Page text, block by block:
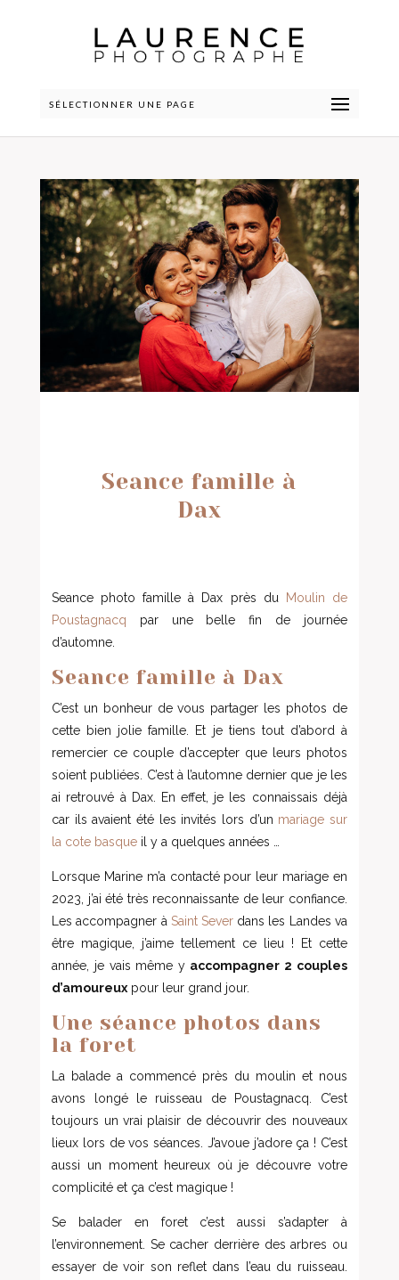
SÉLECTIONNER UNE PAGE
Seance famille à
Dax
Seance photo famille à Dax près du
Moulin de
Poustagnacq par une belle fin de journée
d’automne.
Seance famille à Dax
C’est un bonheur de vous partager les photos de
cette bien jolie famille. Et je tiens tout d’abord à
remercier ce couple d’accepter que leurs photos
soient publiées. C’est à l’automne dernier que je les
ai retrouvé à Dax. En effet, je les connaissais déjà
car ils avaient été les invités lors d’un mariage sur
la cote basque il y a quelques années …
Lorsque Marine m’a contacté pour leur mariage en
2023, j’ai été très reconnaissante de leur confiance.
Les accompagner à Saint Sever dans les Landes va
être magique, j’aime tellement ce lieu ! Et cette
année, je vais même y accompagner 2 couples
d’amoureux pour leur grand jour.
Une séance photos dans
la foret
La balade a commencé près du moulin et nous
avons longé le ruisseau de Poustagnacq. C’est
toujours un vrai plaisir de découvrir des nouveaux
lieux lors de vos séances. J’avoue j’adore ça ! C’est
aussi un moment heureux où je découvre votre
complicité et ça c’est magique !
Se balader en foret c’est aussi s’adapter à
l’environnement. Se cacher derrière des arbres ou
essayer de voir son reflet dans l’eau du ruisseau.